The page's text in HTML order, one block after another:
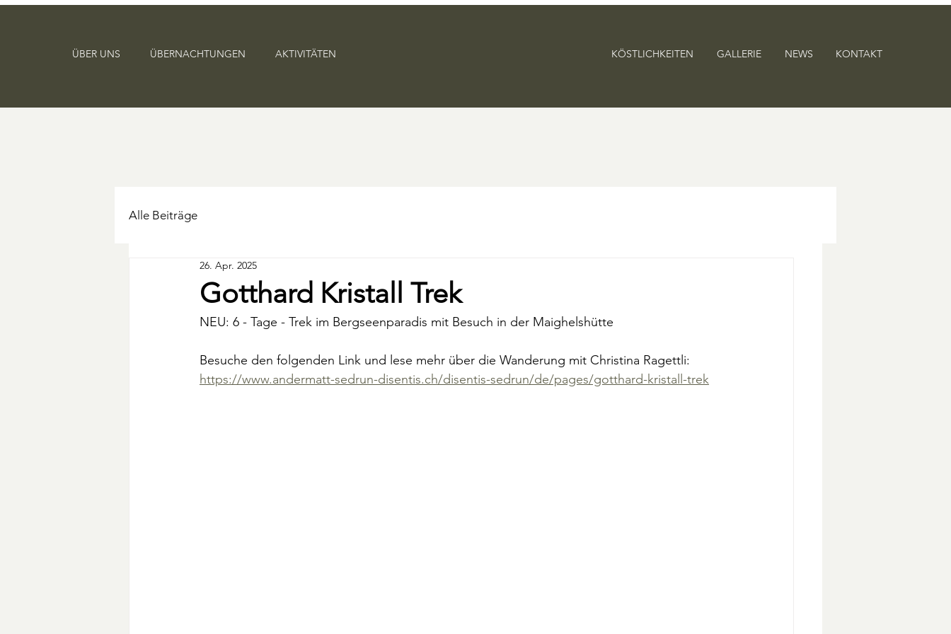
ÜBER UNS ÜBERNACHTUNGEN AKTIVITÄTEN KÖSTLICHKEITEN GALLERIE NEWS KONTAKT
Alle Beiträge
Gotthard Kristall Trek
26. Apr. 2025
NEU: 6 - Tage - Trek im Bergseenparadis mit Besuch in der Maighelshütte
Besuche den folgenden Link und lese mehr über die Wanderung mit Christina Ragettli:
https://www.andermatt-sedrun-disentis.ch/disentis-sedrun/de/pages/gotthard-kristall-trek